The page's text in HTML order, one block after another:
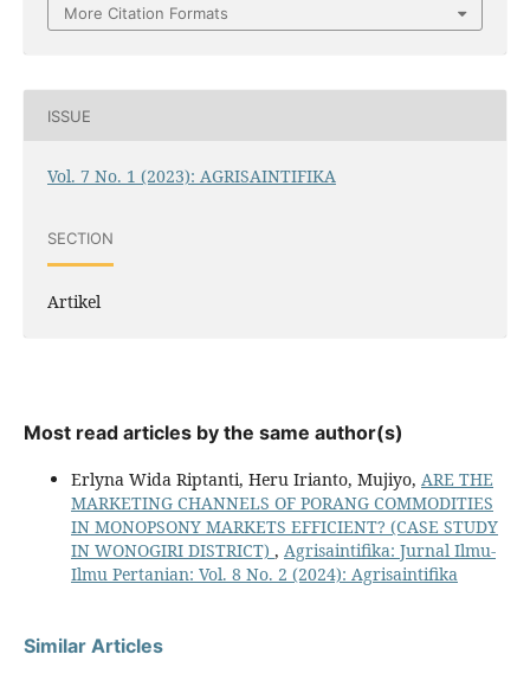
More Citation Formats
ISSUE
Vol. 7 No. 1 (2023): AGRISAINTIFIKA
SECTION
Artikel
Most read articles by the same author(s)
Erlyna Wida Riptanti, Heru Irianto, Mujiyo, ARE THE
MARKETING CHANNELS OF PORANG COMMODITIES
IN MONOPSONY MARKETS EFFICIENT? (CASE STUDY
IN WONOGIRI DISTRICT) , Agrisaintifika: Jurnal Ilmu-
Ilmu Pertanian: Vol. 8 No. 2 (2024): Agrisaintifika
Similar Articles